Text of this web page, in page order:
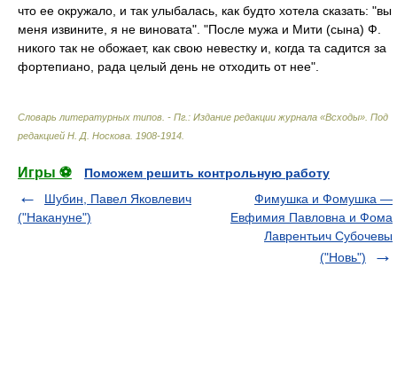
что ее окружало, и так улыбалась, как будто хотела сказать: "вы
меня извините, я не виновата". "После мужа и Мити (сына) Ф.
никого так не обожает, как свою невестку и, когда та садится за
фортепиано, рада целый день не отходить от нее".
Словарь литературных типов. - Пг.: Издание редакции журнала «Всходы» Под
редакцией Н. Д. Носкова 1908-1914
Игры ⚽
Поможем решить контрольную работу
Шубин, Павел Яковлевич
("Накануне")
Фимушка и Фомушка —
Евфимия Павловна и Фома
Лаврентьич Субочевы
("Новь")